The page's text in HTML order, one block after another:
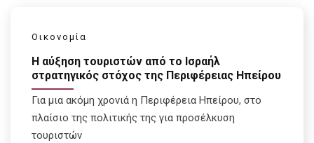
Οικονομία
Η αύξηση τουριστών από το Ισραήλ
στρατηγικός στόχος της Περιφέρειας Ηπείρου
Για μια ακόμη χρονιά η Περιφέρεια Ηπείρου, στο
πλαίσιο της πολιτικής της για προσέλκυση
τουριστών